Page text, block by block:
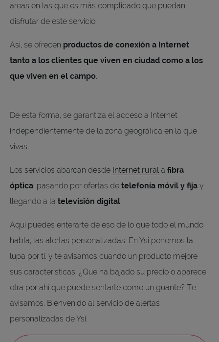
áreas en las que es más complicado que puedan
disfrutar de este servicio.
Así, se ofrecen productos de conexión a Internet
tanto a los clientes que viven en ciudad como a los
que viven en el campo
De esta forma, se garantiza el acceso a Internet
independientemente de la zona geográfica en la que
vivas.
Los servicios abarcan desde Internet rural a fibra
óptica, pasando por ofertas de telefonía móvil y fija y
llegando a la televisión digital
Aquí puedes enterarte de eso de lo que todo el mundo
habla, las alertas personalizadas. En Ysi ponemos la
lupa por ti, y te avisamos cuando un producto mejore
sus características. ¿Que ha bajado su precio o aparece
otra por ahí que puede sentarte como un guante? Te
avisamos. Bienvenido al servicio de alertas
personalizadas de Ysi.